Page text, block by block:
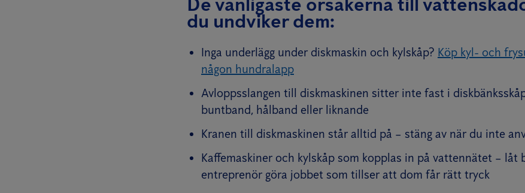
du undviker dem:
Inga underlägg under diskmaskin och kylskåp? Köp kyl- och
någon hundralapp
Avloppsslangen till diskmaskinen sitter inte fast i
buntband, hålband eller liknande
Kranen till diskmaskinen står alltid på – stäng av när du inte
Kaffemaskiner och kylskåp som kopplas in på vattennätet – låt
entreprenör göra jobbet som tillser att dom får rätt tryck